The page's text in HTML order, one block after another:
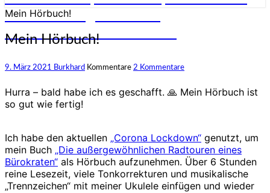
und Erfahrungen auf den
unterschiedlichsten Rädern
Mein Hörbuch!
Mein Hörbuch!
9. März 2021 Burkhard Kommentare 2 Kommentare
Hurra – bald habe ich es geschafft. 🙏 Mein Hörbuch ist
so gut wie fertig!
Ich habe den aktuellen „Corona Lockdown“ genutzt, um
mein Buch „Die außergewöhnlichen Radtouren eines
Bürokraten“ als Hörbuch aufzunehmen. Über 6 Stunden
reine Lesezeit, viele Tonkorrekturen und musikalische
„Trennzeichen“ mit meiner Ukulele einfügen und wieder